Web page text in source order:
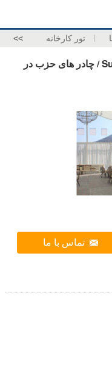
تور کارخانه >>
چادر آویختگی در برابر نور آفتاب Sunlight / چادر های حزب در
تماس با ما